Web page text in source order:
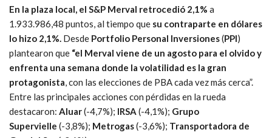
En la plaza local, el S&P Merval retrocedió 2,1% a
1.933.986,48 puntos, al tiempo que su contraparte en dólares
lo hizo 2,1%. Desde Portfolio Personal Inversiones(PPI)
plantearon que “el Merval viene de un agosto para el olvido y
enfrenta una semana donde la volatilidad es la gran
protagonista, con las elecciones de PBA cada vez más cerca”.
Entre las principales acciones con pérdidas en la rueda
destacaron: Aluar(-4,7%); IRSA (-4,1%); Grupo
Supervielle (-3,8%); Metrogas(-3,6%); Transportadora de